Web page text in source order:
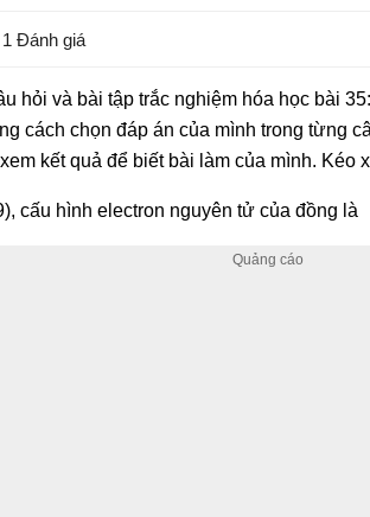
1 Đánh giá
hỏi và bài tập trắc nghiệm hóa học bài
cách chọn đáp án của mình trong từng
kết quả để biết bài làm của mình. Kéo
cấu hình electron nguyên tử của đồng là